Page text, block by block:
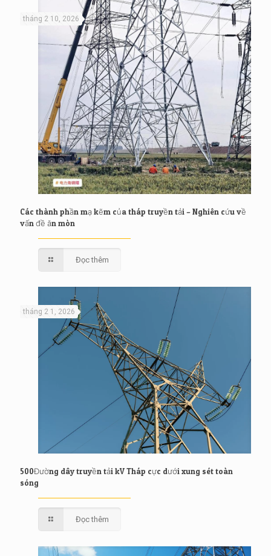
tháng 2 10, 2026
Các thành phần mạ kẽm của tháp truyền tải – Nghiên cứu về
vấn đề ăn mòn
Đọc thêm
tháng 2 1, 2026
500Đường dây truyền tải kV Tháp cực dưới xung sét toàn
sóng
Đọc thêm